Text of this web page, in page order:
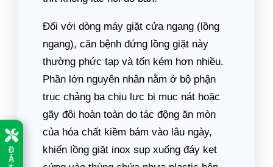
Đ
Ặ
Đối với dòng máy giặt cửa ngang (lồng
ngang), căn bệnh đứng lồng giặt này
thường phức tạp và tốn kém hơn nhiều.
Phần lớn nguyên nhân nằm ở bộ phận
trục chảng ba chịu lực bị mục nát hoặc
gãy đôi hoàn toàn do tác động ăn mòn
của hóa chất kiềm bám vào lâu ngày,
khiến lồng giặt inox sụp xuống đáy kẹt